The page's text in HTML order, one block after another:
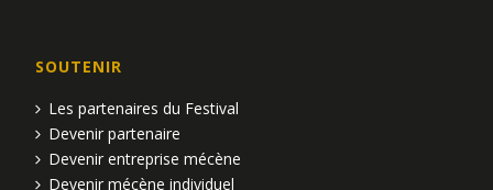
SOUTENIR
Les partenaires du Festival
Devenir partenaire
Devenir entreprise mécène
Devenir mécène individuel